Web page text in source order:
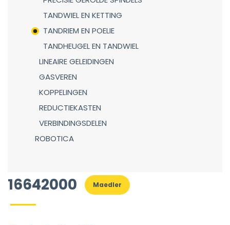
TANDWIEL EN KETTING
TANDRIEM EN POELIE
TANDHEUGEL EN TANDWIEL
LINEAIRE GELEIDINGEN
GASVEREN
KOPPELINGEN
REDUCTIEKASTEN
VERBINDINGSDELEN
ROBOTICA
16642000 Maedler